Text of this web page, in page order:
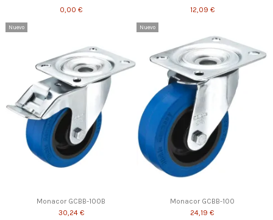
0,00 €
12,09 €
Nuevo
Monacor GCBB-100B
30,24 €
Nuevo
Monacor GCBB-100
24,19 €